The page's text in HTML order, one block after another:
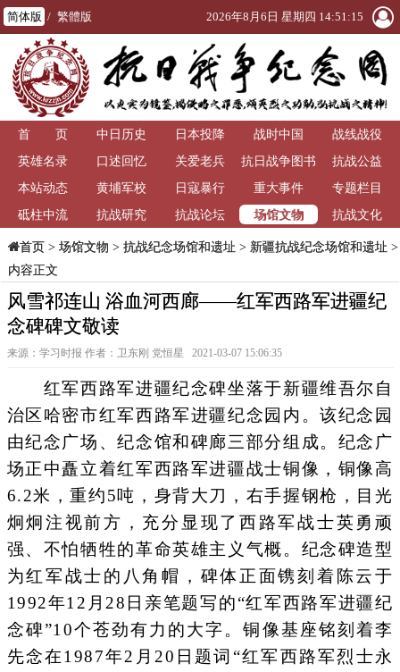
简体版 / 繁體版 2026年8月6日 星期四 14:51:15
首 页 中日历史 日本投降 战时中国
战线战役
英雄名录
口述回忆 关爱老兵
抗日战争图书
馆
抗战公益
本站动态
黄埔军校 日寇暴行 重大事件
专题栏目
砥柱中流
抗战研究 抗战论坛 场馆文物 抗战文化
首页> 场馆文物 > 抗战纪念场馆和遗址 > 新疆抗战纪念场馆和遗址 >
内容正文
风雪祁连山 浴血河西廊——红军西路军进疆纪
念碑碑文敬读
来源：学习时报 作者：卫东刚 党恒星 2021-03-07 15:06:35
红军西路军进疆纪念碑坐落于新疆维吾尔自
治区哈密市红军西路军进疆纪念园内。该纪念园
由纪念广场、纪念馆和碑廊三部分组成。纪念广
场正中矗立着红军西路军进疆战士铜像，铜像高
6.2米，重约5吨，身背大刀，右手握钢枪，目光
炯炯注视前方，充分显现了西路军战士英勇顽
强、不怕牺牲的革命英雄主义气概。纪念碑造型
为红军战士的八角帽，碑体正面镌刻着陈云于
1992年12月28日亲笔题写的“红军西路军进疆纪
念碑”10个苍劲有力的大字。铜像基座铭刻着李
先念在1987年2月20日题词“红军西路军烈士永